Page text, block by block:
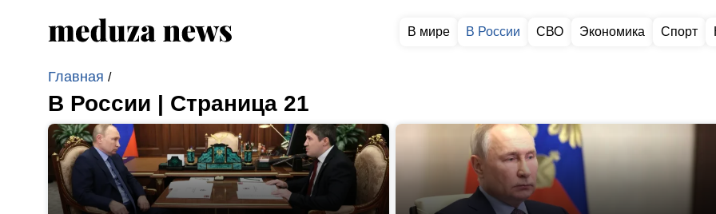
В мире В России СВО Экономика Спорт
Главная /
В России | Страница 21